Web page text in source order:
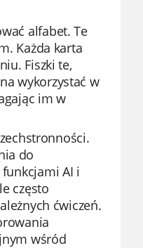
alfabet. Te
Każda karta
Fiszki te,
wykorzystać w
im w
do
AI i
często
ćwiczeń.
wśród